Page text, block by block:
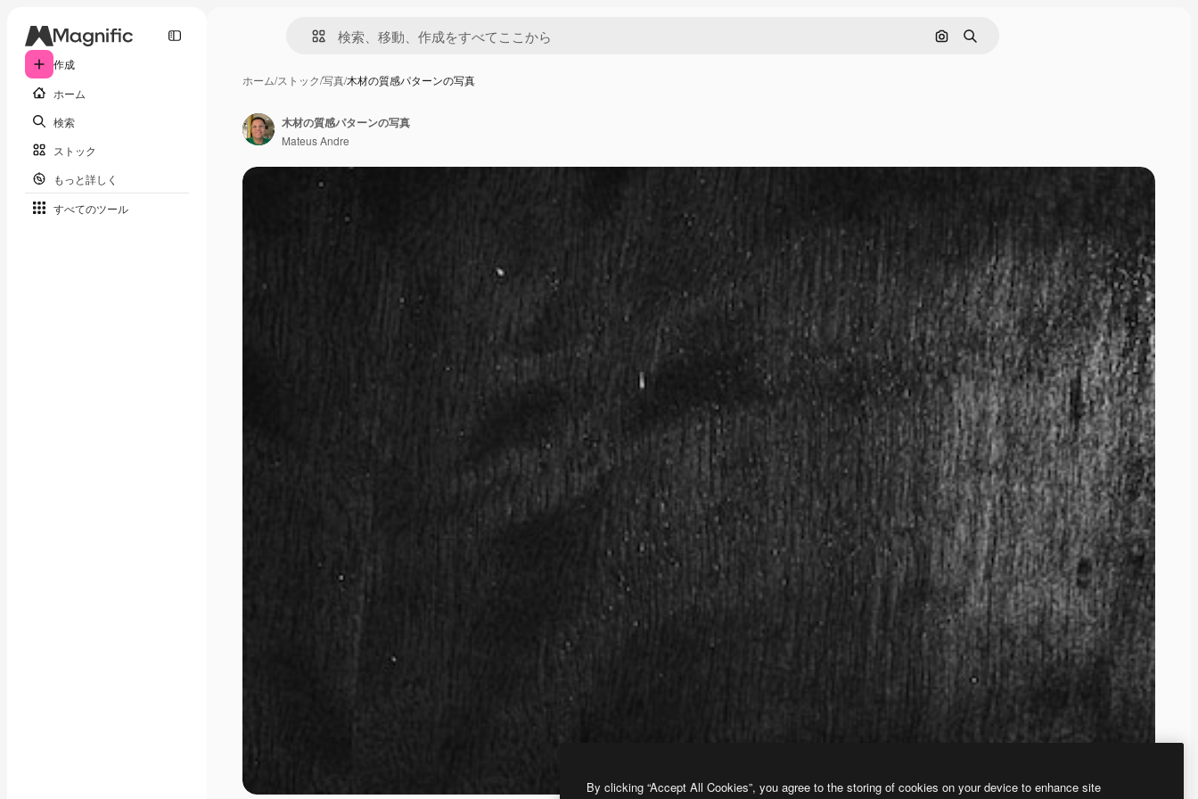
作成
ホーム
検索
ストック
もっと詳しく
すべてのツール
画像で検索
検索
ホーム/ストック/写真/木材の質感パターンの写真
木材の質感パターンの写真
Mateus Andre
By clicking “Accept All Cookies”, you agree to the storing of cookies on your device to enhance site